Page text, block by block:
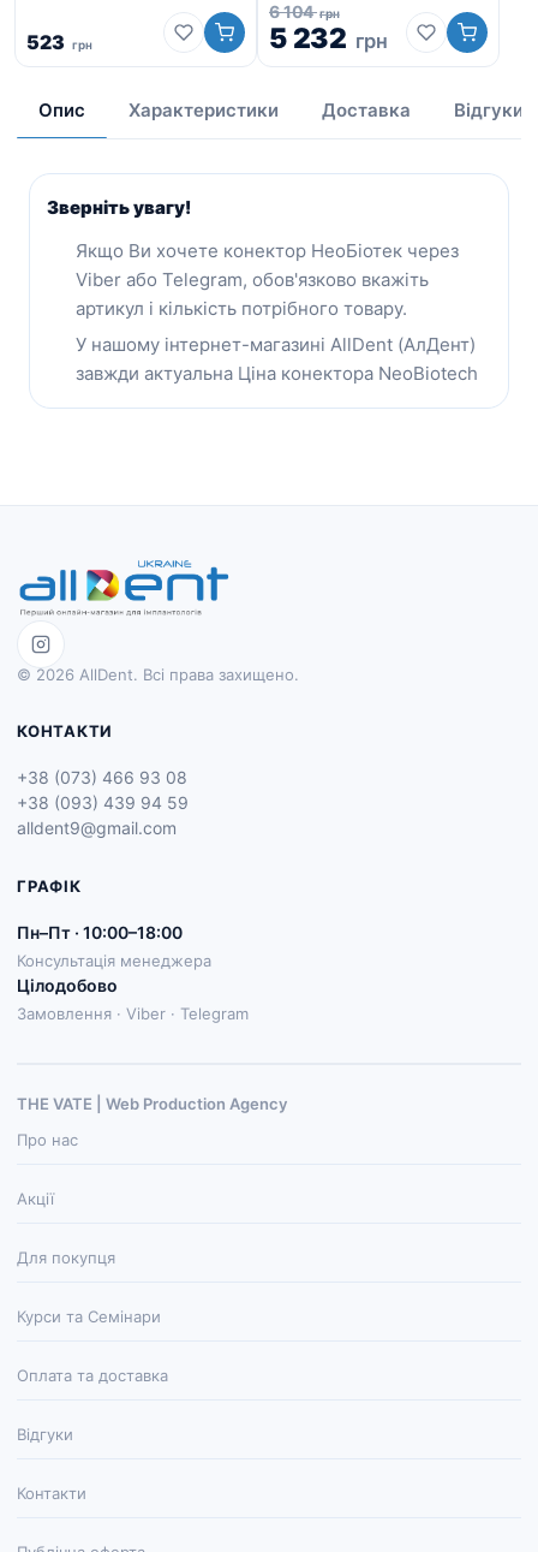
523 грн
6 104грн
5 232 грн
Опис Характеристики Доставка Відгуки
Зверніть увагу!
Якщо Ви хочете конектор НеоБіотек через
Viber або Telegram, обов'язково вкажіть
артикул і кількість потрібного товару.
У нашому інтернет-магазині AllDent (АлДент)
завжди актуальна Ціна конектора NeoBiotech
© 2026 AllDent. Всі права захищено.
КОНТАКТИ
+38 (073) 466 93 08
+38 (093) 439 94 59
alldent9@gmail.com
ГРАФІК
Пн–Пт · 10:00–18:00
Консультація менеджера
Цілодобово
Замовлення · Viber · Telegram
THE VATE | Web Production Agenсy
Про нас
Акції
Для покупця
Курси та Семінари
Оплата та доставка
Відгуки
Контакти